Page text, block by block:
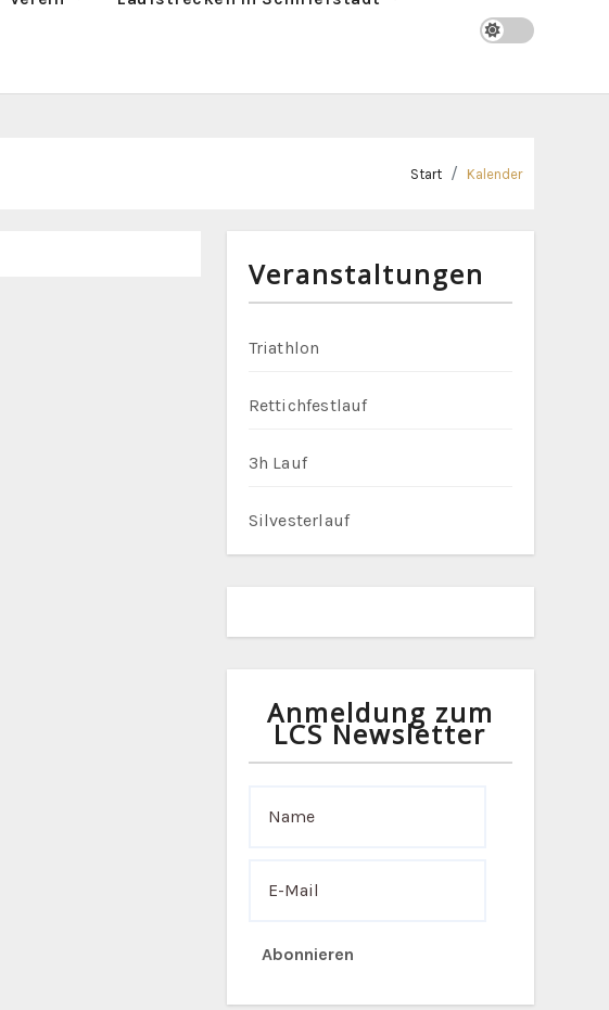
Start Kalender
Veranstaltungen
Triathlon
Rettichfestlauf
3h Lauf
Silvesterlauf
Anmeldung zum
LCS Newsletter
Abonnieren